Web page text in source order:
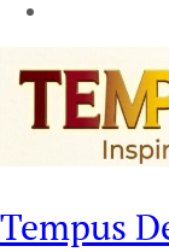
Tempus